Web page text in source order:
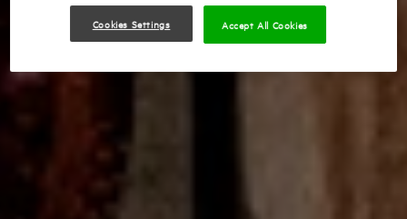
Cookies Settings Accept All Cookies